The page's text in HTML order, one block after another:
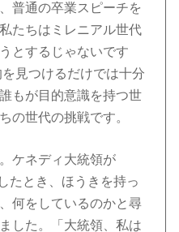
普通の卒業スピーチを
たちはミレニアル世代
とするじゃないです
見つけるだけでは十分
もが目的意識を持つ世
の世代の挑戦です。
ケネディ大統領が
たとき、ほうきを持っ
何をしているのかと尋
した。「大統領、私は